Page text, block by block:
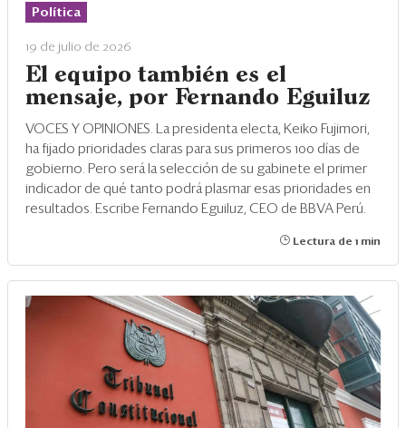
Política
19 de julio de 2026
El equipo también es el
mensaje, por Fernando Eguiluz
VOCES Y OPINIONES. La presidenta electa, Keiko Fujimori,
ha fijado prioridades claras para sus primeros 100 días de
gobierno. Pero será la selección de su gabinete el primer
indicador de qué tanto podrá plasmar esas prioridades en
resultados. Escribe Fernando Eguiluz, CEO de BBVA Perú.
Lectura de 1 min